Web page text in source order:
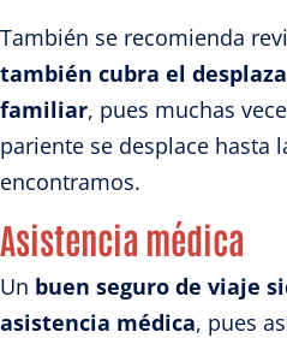
También se recomienda
también cubra el
familiar, pues muchas
pariente se desplace hasta
encontramos.
Asistencia médica
Un buen seguro de viaje
asistencia médica, pues